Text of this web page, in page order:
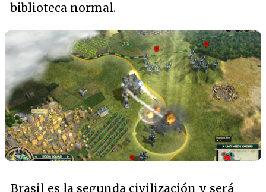
biblioteca normal.
Brasil es la segunda civilización y será